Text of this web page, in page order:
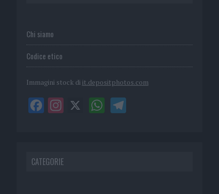
Chi siamo
Codice etico
Immagini stock di it.depositphotos.com
CATEGORIE